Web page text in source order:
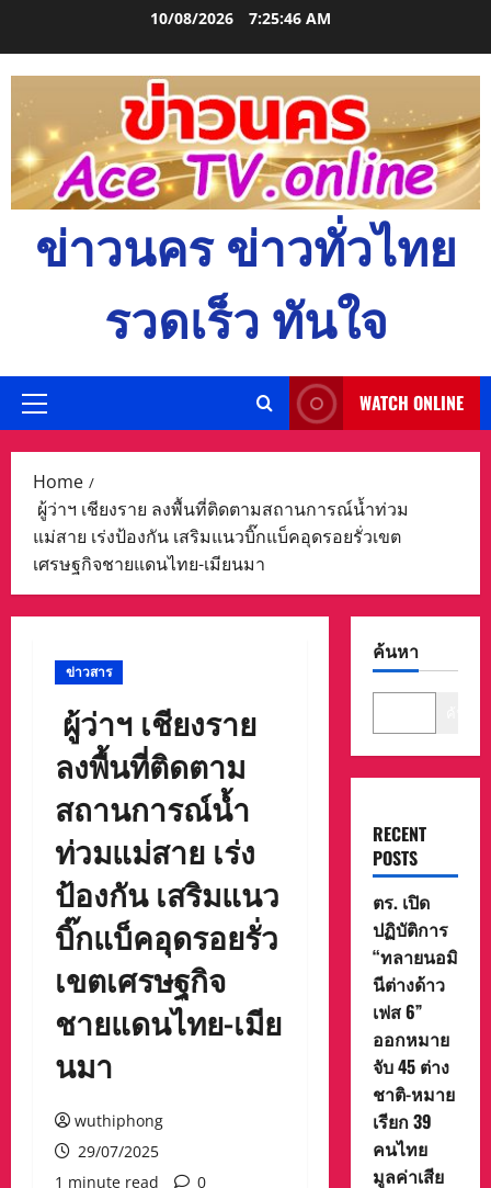
10/08/2026 7:25:47 AM
ข่าวนคร ข่าวทั่วไทย
รวดเร็ว ทันใจ
Primary
WATCH ONLINE
Home
ผู้ว่าฯ เชียงราย ลงพื้นที่ติดตามสถานการณ์น้ำท่วม
แม่สาย เร่งป้องกัน เสริมแนวบิ๊กแบ็คอุดรอยรั่วเขต
เศรษฐกิจชายแดนไทย-เมียนมา
ข่าวสาร
ผู้ว่าฯ เชียงราย
ลงพื้นที่ติดตาม
สถานการณ์น้ำ
ท่วมแม่สาย เร่ง
ป้องกัน เสริมแนว
บิ๊กแบ็คอุดรอยรั่ว
เขตเศรษฐกิจ
ชายแดนไทย-เมีย
นมา
wuthiphong
29/07/2025
1 minute read
0
ค้นหา
RECENT
POSTS
ตร. เปิด
ปฏิบัติการ
“ทลายนอมิ
นีต่างด้าว
เฟส 6”
ออกหมาย
จับ 45 ต่าง
ชาติ-หมาย
เรียก 39
คนไทย
มูลค่าเสีย